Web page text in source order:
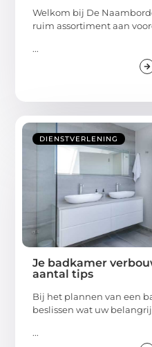
Welkom bij De
ruim assortiment aan
...
DIENSTVERLENING
Je badkamer
aantal tips
Bij het plannen van een
beslissen wat uw
...